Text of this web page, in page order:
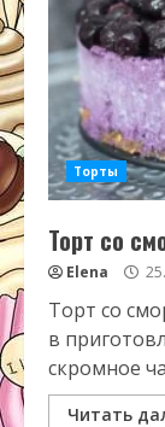
Торты
Торт со
Elena
Торт со
в
скромное
Читать